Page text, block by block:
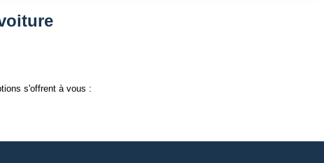
s'offrent à vous :